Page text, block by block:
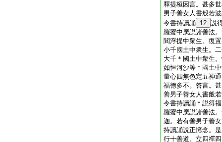
釋提桓因言。甚多
男子善女人書般若
令書持讀誦 12 説
羅蜜中廣説諸善法
閻浮提中衆生。復
小千國土中衆生。
大千＊國土中衆生
如恒河沙等＊國土
量心四無色定五神
福徳多不。答言。
善男子善女人書般
令書持讀誦＊説得
羅蜜中廣説諸善法
迦。若有善男子善
持讀誦説正憶念。
行十善道。立四禪